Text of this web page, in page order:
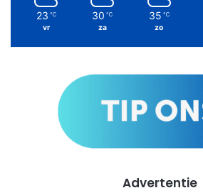
23 ℃
vr
30 ℃
za
35 ℃
zo
Advertentie